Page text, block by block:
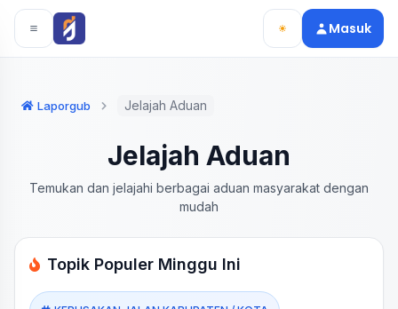
Langsung ke konten utama
Langsung ke navigasi
Masuk
Laporgub Jelajah Aduan
Jelajah Aduan
Temukan dan jelajahi berbagai aduan masyarakat dengan
mudah
Topik Populer Minggu Ini